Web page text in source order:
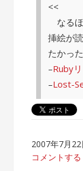
<<
なるほ
挿絵が
たかっ
–Ruby
–Lost-
2007年7月22
コメントする